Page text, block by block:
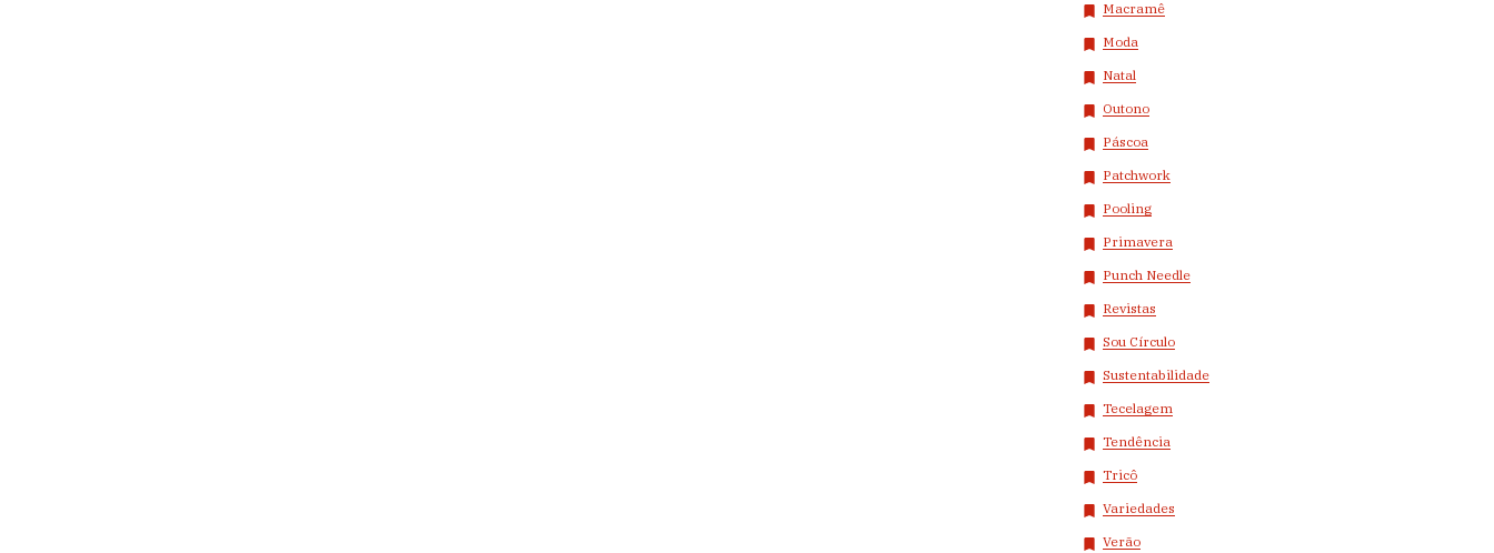
Macramê
Moda
Natal
Outono
Páscoa
Patchwork
Pooling
Primavera
Punch Needle
Revistas
Sou Círculo
Sustentabilidade
Tecelagem
Tendência
Tricô
Variedades
Verão